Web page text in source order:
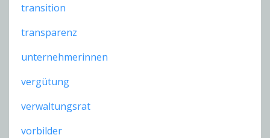
transition
transparenz
unternehmerinnen
vergütung
verwaltungsrat
vorbilder